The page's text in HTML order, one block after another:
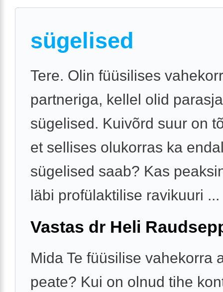
sügelised
Tere. Olin füüsilises
partneriga, kellel olid
sügelised. Kuivõrd suur on
et sellises olukorras ka
sügelised saab? Kas
läbi profülaktilise ravikuuri ...
Vastas dr Heli
Mida Te füüsilise vahekorra
peate? Kui on olnud tihe